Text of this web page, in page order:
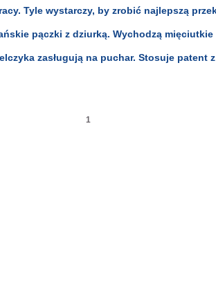
Tyle wystarczy, by zrobić najlepszą
pączki z dziurką. Wychodzą
zasługują na puchar. Stosuje patent
1